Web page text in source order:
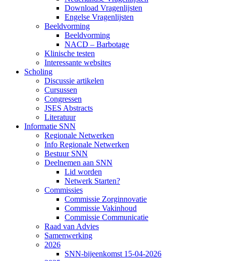
Download Vragenlijsten
Engelse Vragenlijsten
Beeldvorming
Beeldvorming
NACD – Barbotage
Klinische testen
Interessante websites
Scholing
Discussie artikelen
Cursussen
Congressen
JSES Abstracts
Literatuur
Informatie SNN
Regionale Netwerken
Info Regionale Netwerken
Bestuur SNN
Deelnemen aan SNN
Lid worden
Netwerk Starten?
Commissies
Commissie Zorginnovatie
Commissie Vakinhoud
Commissie Communicatie
Raad van Advies
Samenwerking
2026
SNN-bijeenkomst 15-04-2026